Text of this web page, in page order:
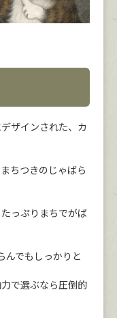
ザインされた、カ
ちつきのじゃばら
っぷりまちでがば
んでもしっかりと
で選ぶなら圧倒的